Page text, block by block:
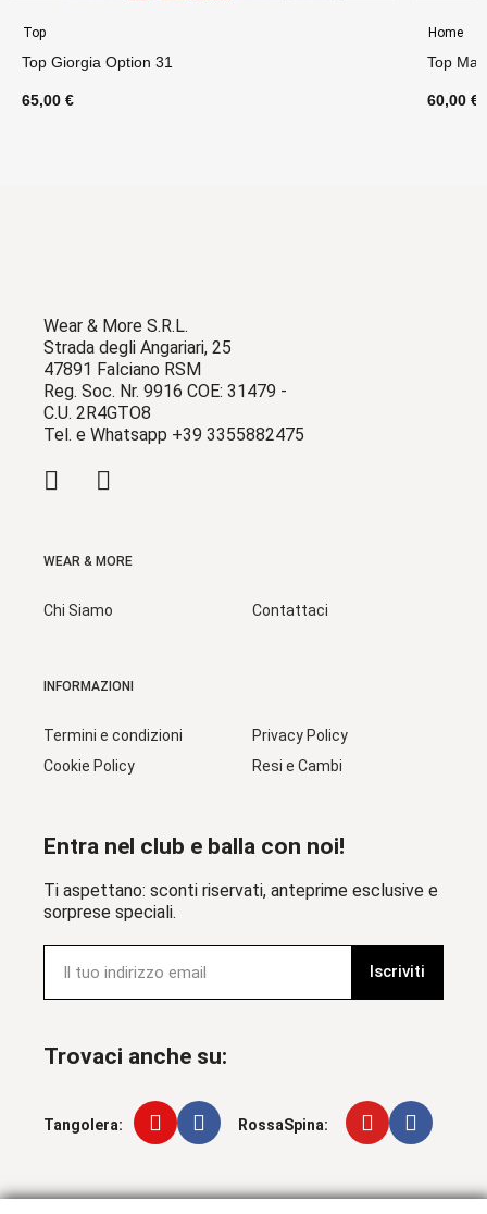
Top
Top Giorgia Option 31
65,00 €
Home
Top
60,00 €
Wear & More S.R.L.
Strada degli Angariari, 25
47891 Falciano RSM
Reg. Soc. Nr. 9916 COE: 31479 -
C.U. 2R4GTO8
Tel. e Whatsapp +39 3355882475
WEAR & MORE
Chi Siamo Contattaci
INFORMAZIONI
Termini e condizioni
Cookie Policy
Privacy Policy
Resi e Cambi
Entra nel club e balla con noi!
Ti aspettano: sconti riservati, anteprime esclusive e
sorprese speciali.
Iscriviti
Trovaci anche su:
Tangolera: RossaSpina: